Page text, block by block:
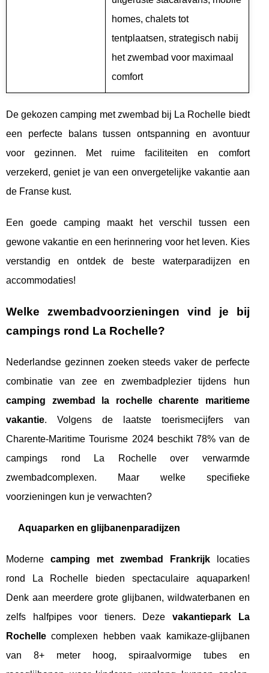
homes, chalets tot
tentplaatsen, strategisch nabij
het zwembad voor maximaal
comfort
De gekozen camping met zwembad bij La Rochelle biedt
een perfecte balans tussen ontspanning en avontuur
voor gezinnen. Met ruime faciliteiten en comfort
verzekerd, geniet je van een onvergetelijke vakantie aan
de Franse kust.
Een goede camping maakt het verschil tussen een
gewone vakantie en een herinnering voor het leven. Kies
verstandig en ontdek de beste waterparadijzen en
accommodaties!
Welke zwembadvoorzieningen vind je bij
campings rond La Rochelle?
Nederlandse gezinnen zoeken steeds vaker de perfecte
combinatie van zee en zwembadplezier tijdens hun
camping zwembad la rochelle charente maritieme
vakantie. Volgens de laatste toerismecijfers van
Charente-Maritime Tourisme 2024 beschikt 78% van de
campings rond La Rochelle over verwarmde
zwembadcomplexen. Maar welke specifieke
voorzieningen kun je verwachten?
Aquaparken en glijbanenparadijzen
Moderne camping met zwembad Frankrijklocaties
rond La Rochelle bieden spectaculaire aquaparken!
Denk aan meerdere grote glijbanen, wildwaterbanen en
zelfs halfpipes voor tieners. Deze vakantiepark La
Rochelle complexen hebben vaak kamikaze-glijbanen
van 8+ meter hoog, spiraalvormige tubes en